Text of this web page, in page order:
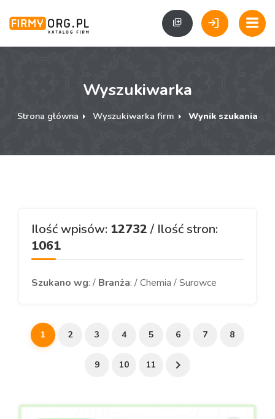
Wyszukiwarka
Strona główna Wyszukiwarka firm Wynik szukania
Ilość wpisów: 12732 / Ilość stron:
1061
Szukano wg: / Branża: / Chemia / Surowce
1 2 3 4 5 6 7 8
9 10 11